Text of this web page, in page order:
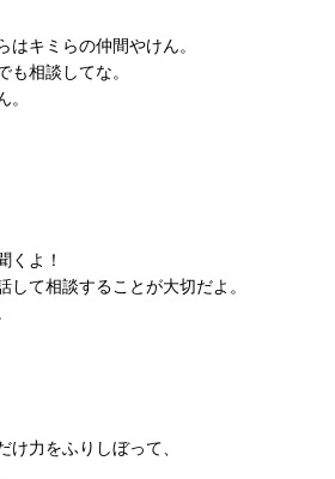
はキミらの仲間やけん。
も相談してな。
。
よ！
して相談することが大切だよ。
け力をふりしぼって、